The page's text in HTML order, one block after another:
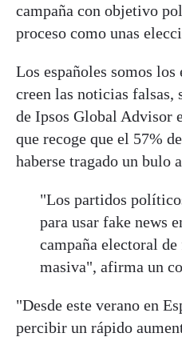
campaña con objetivo
proceso como unas
Los españoles somos los
creen las noticias falsas,
de Ipsos Global Advisor
que recoge que el 57%
haberse tragado un bulo
"Los partidos
para usar fake news
campaña electoral
masiva", afirma un
"Desde este verano en
percibir un rápido